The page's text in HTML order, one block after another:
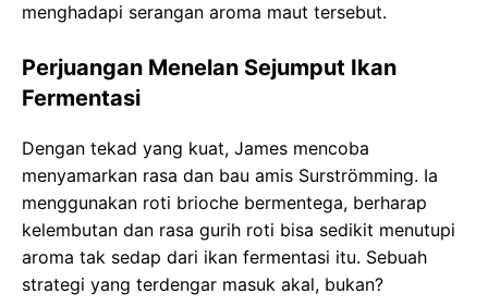
menghadapi serangan aroma maut tersebut.
Perjuangan Menelan Sejumput Ikan
Fermentasi
Dengan tekad yang kuat, James mencoba
menyamarkan rasa dan bau amis Surströmming. Ia
menggunakan roti brioche bermentega, berharap
kelembutan dan rasa gurih roti bisa sedikit menutupi
aroma tak sedap dari ikan fermentasi itu. Sebuah
strategi yang terdengar masuk akal, bukan?